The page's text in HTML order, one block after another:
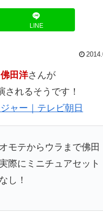
LINE
田洋さんが
されるそうです！
ャー｜テレビ朝日
モテからウラまで佛田
際にミニチュアセット
し！